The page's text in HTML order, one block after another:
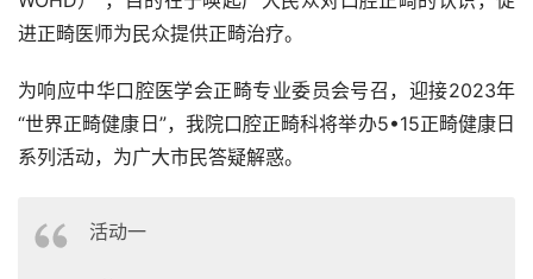
进正畸医师为民众提供正畸治疗。
为响应中华口腔医学会正畸专业委员会号召，迎接2023年
“世界正畸健康日”，我院口腔正畸科将举办5•15正畸健康日
系列活动，为广大市民答疑解惑。
活动一